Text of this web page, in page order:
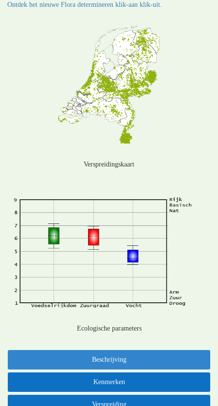
Ontdek het nieuwe Flora determineren klik-aan klik-uit.
Verspreidingskaart
Ecologische parameters
Beschrijving
Kenmerken
Verspreiding